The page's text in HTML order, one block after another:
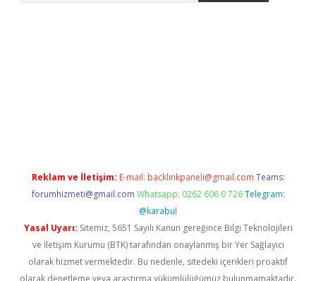
Reklam ve İletişim: E-mail: backlinkpaneli@gmail.com Teams:
forumhizmeti@gmail.com Whatsapp: 0262 606 0 726 Telegram:
@karabul
Yasal Uyarı: Sitemiz, 5651 Sayılı Kanun gereğince Bilgi Teknolojileri
ve İletişim Kurumu (BTK) tarafından onaylanmış bir Yer Sağlayıcı
olarak hizmet vermektedir. Bu nedenle, sitedeki içerikleri proaktif
olarak denetleme veya araştırma yükümlülüğümüz bulunmamaktadır.